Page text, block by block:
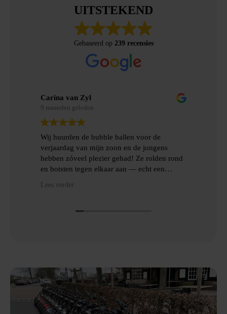
UITSTEKEND
Gebaseerd op 239 recensies
Carina van Zyl
9 maanden geleden
Wij huurden de bubble ballen voor de
verjaardag van mijn zoon en de jongens
hebben zóveel plezier gehad! Ze rolden rond
en botsten tegen elkaar aan — echt een
Lees verder